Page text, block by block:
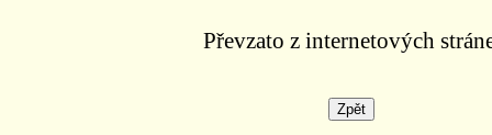
Převzato z internetových